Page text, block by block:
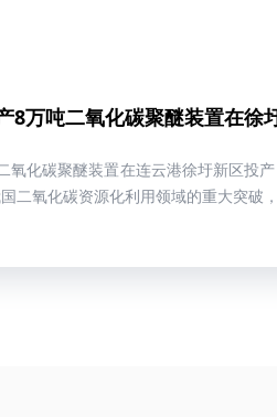
8万吨二氧化碳聚醚装置在徐
氧化碳聚醚装置在连云港徐圩新区投
二氧化碳资源化利用领域的重大突破